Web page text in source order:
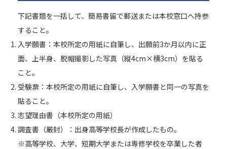
下記書類を一括して、簡易書留で郵送または本校窓口へ持参
すること。
入学願書：本校所定の用紙に自筆し、出願前3か月以内に正
面、上半身、脱帽撮影した写真（縦4cm×横3cm）を貼る
こと。
受験票：本校所定の用紙に自筆し、入学願書と同一の写真を
貼ること。
志望理由書（本校所定の用紙）
調査書（厳封）：出身高等学校長が作成したもの。
※高等学校、大学、短期大学または専修学校を卒業した者